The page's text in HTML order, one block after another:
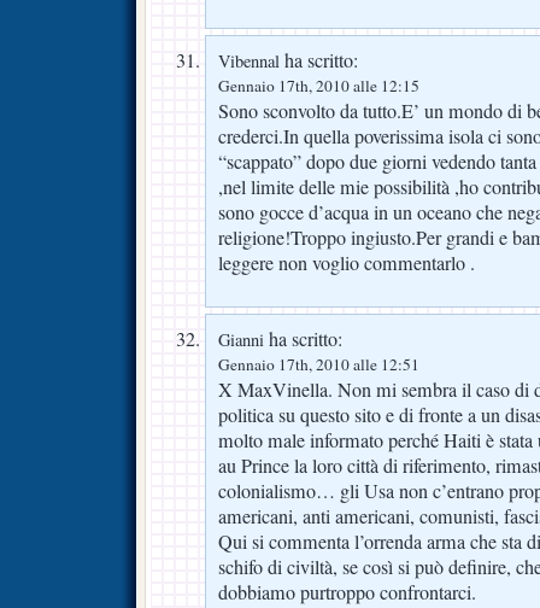
Vibennal ha scritto:
Gennaio 17th, 2010 alle 12:15
Sono sconvolto da tutto.E’ un mondo di
crederci.In quella poverissima isola ci
“scappato” dopo due giorni vedendo
,nel limite delle mie possibilità ,ho
sono gocce d’acqua in un oceano che
religione!Troppo ingiusto.Per grandi e
leggere non voglio commentarlo .
Gianni ha scritto:
Gennaio 17th, 2010 alle 12:51
X MaxVinella. Non mi sembra il caso di
politica su questo sito e di fronte a un
molto male informato perché Haiti è stata
au Prince la loro città di riferimento,
colonialismo… gli Usa non c’entrano
americani, anti americani, comunisti,
Qui si commenta l’orrenda arma che sta
schifo di civiltà, se così si può definire,
dobbiamo purtroppo confrontarci.